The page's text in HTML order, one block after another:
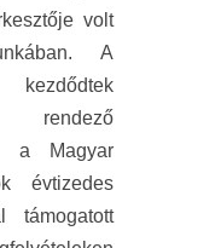
volt
A
rendező
a Magyar
évtizedes
támogatott